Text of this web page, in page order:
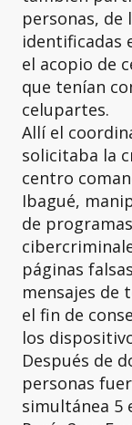
personas, de
identificadas
el acopio de
que tenían
celupartes.
Allí el
solicitaba la
centro
Ibagué,
de
páginas
mensajes de
el fin de
los
Después de
personas
simultánea 5